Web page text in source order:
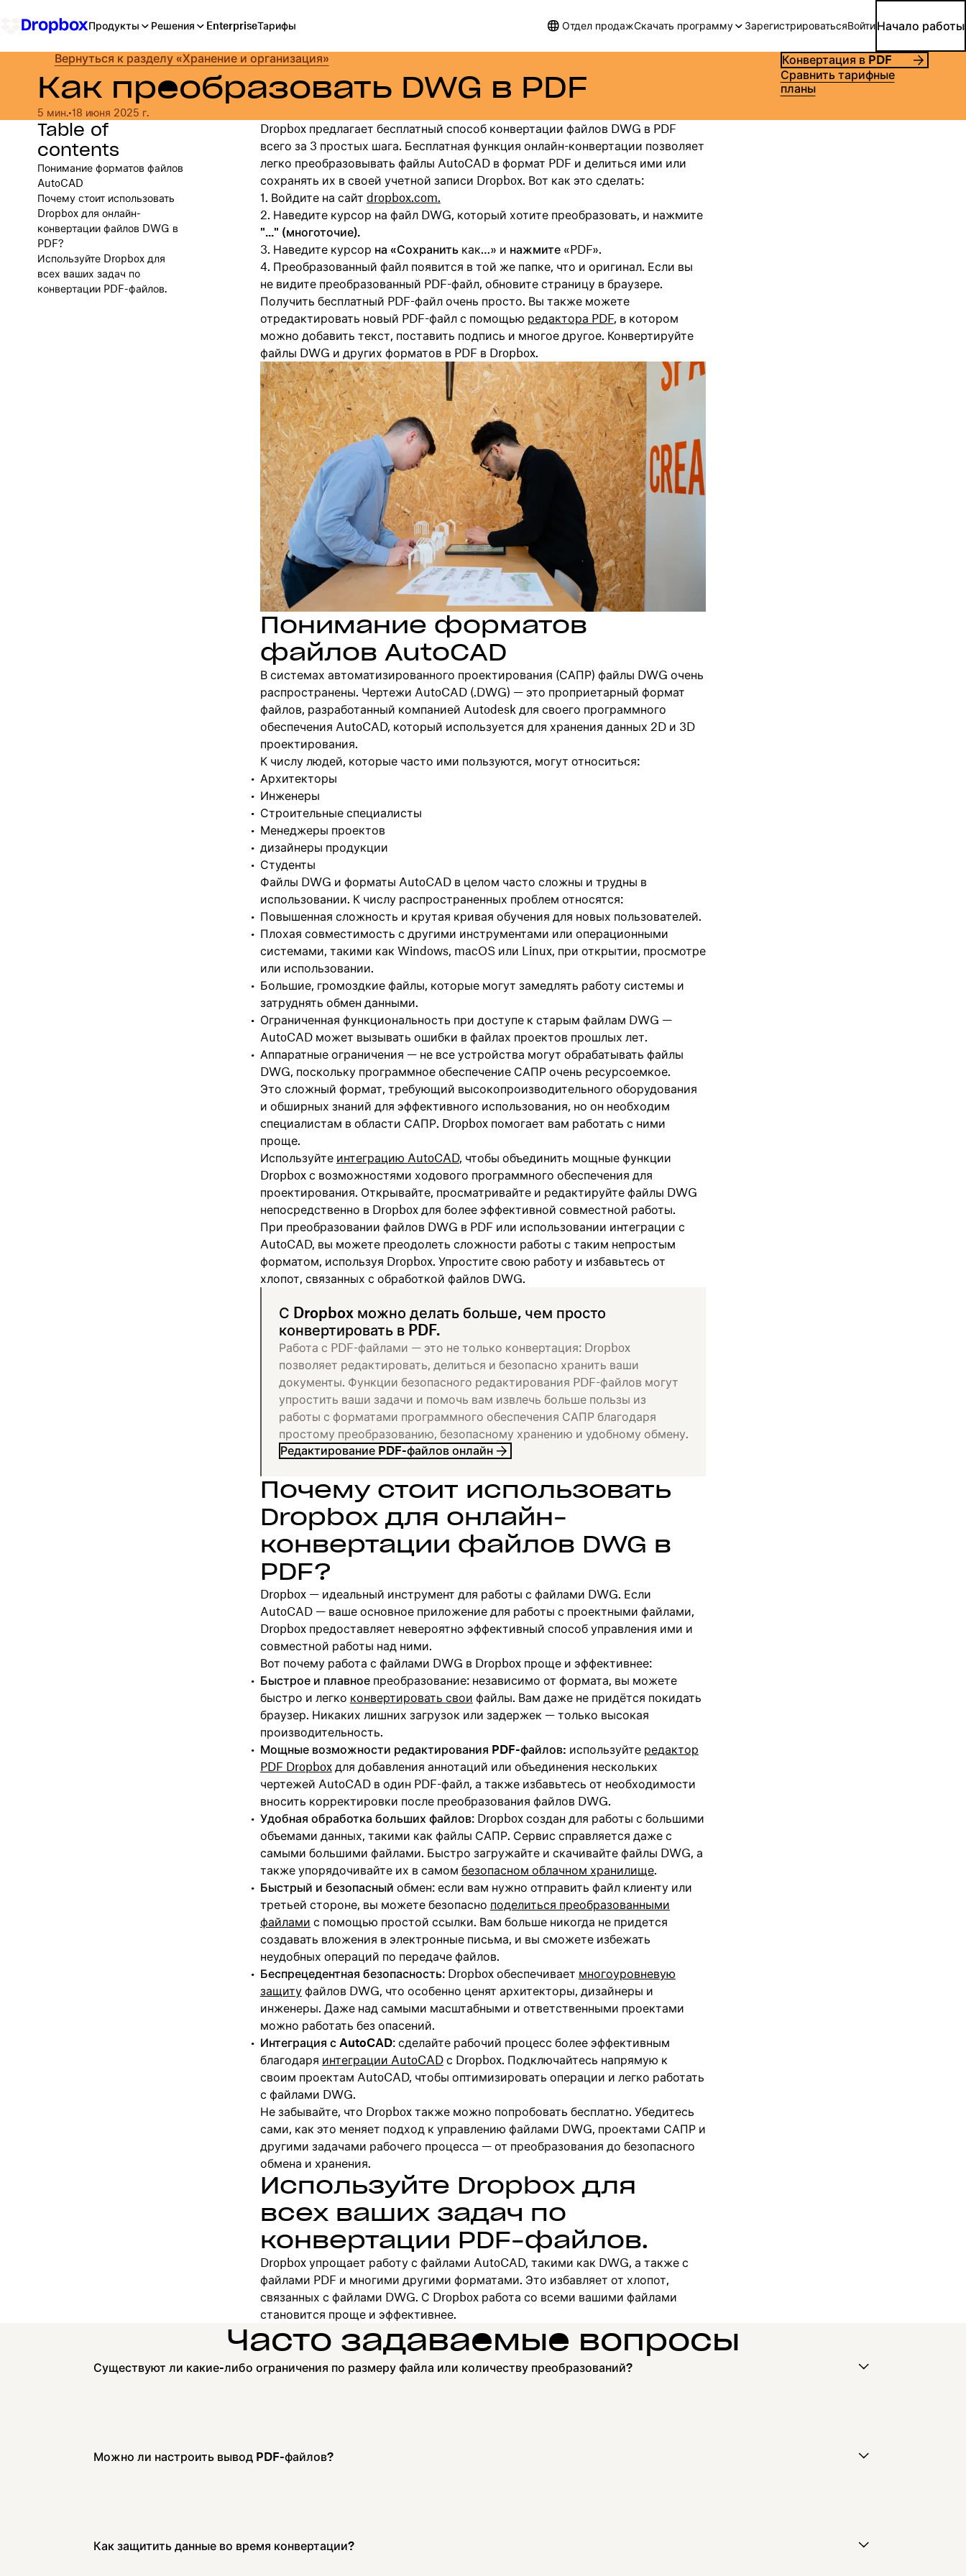
Продукты Решения EnterpriseТарифы Отдел продажСкачать программу ЗарегистрироватьсяВойтиНачало работы
Вернуться к разделу «Хранение и организация»
Как преобразовать DWG в PDF
5 мин.•18 июня 2025 г.
Конвертация в PDF
Сравнить тарифные
планы
Table of
contents
Понимание форматов файлов
AutoCAD
Почему стоит использовать
Dropbox для онлайн-
конвертации файлов DWG в
PDF?
Используйте Dropbox для
всех ваших задач по
конвертации PDF-файлов.
Dropbox предлагает бесплатный способ конвертации файлов DWG в PDF
всего за 3 простых шага. Бесплатная функция онлайн-конвертации позволяет
легко преобразовывать файлы AutoCAD в формат PDF и делиться ими или
сохранять их в своей учетной записи Dropbox. Вот как это сделать:
Войдите на сайт dropbox.com.
Наведите курсор на файл DWG, который хотите преобразовать, и нажмите
"..." (многоточие).
Наведите курсор на «Сохранитькак…» и нажмите«PDF».
Преобразованный файл появится в той же папке, что и оригинал. Если вы
не видите преобразованный PDF-файл, обновите страницу в браузере.
Получить бесплатный PDF-файл очень просто. Вы также можете
отредактировать новый PDF-файл с помощью редактора PDF, в котором
можно добавить текст, поставить подпись и многое другое. Конвертируйте
файлы DWG и других форматов в PDF в Dropbox.
Понимание форматов
файлов AutoCAD
В системах автоматизированного проектирования (САПР) файлы DWG очень
распространены. Чертежи AutoCAD (.DWG) — это проприетарный формат
файлов, разработанный компанией Autodesk для своего программного
обеспечения AutoCAD, который используется для хранения данных 2D и 3D
проектирования.
К числу людей, которые часто ими пользуются, могут относиться:
Архитекторы
Инженеры
Строительные специалисты
Менеджеры проектов
дизайнеры продукции
Студенты
Файлы DWG и форматы AutoCAD в целом часто сложны и трудны в
использовании. К числу распространенных проблем относятся:
Повышенная сложность и крутая кривая обучения для новых пользователей.
Плохая совместимость с другими инструментами или операционными
системами, такими как Windows, macOS или Linux, при открытии, просмотре
или использовании.
Большие, громоздкие файлы, которые могут замедлять работу системы и
затруднять обмен данными.
Ограниченная функциональность при доступе к старым файлам DWG —
AutoCAD может вызывать ошибки в файлах проектов прошлых лет.
Аппаратные ограничения — не все устройства могут обрабатывать файлы
DWG, поскольку программное обеспечение САПР очень ресурсоемкое.
Это сложный формат, требующий высокопроизводительного оборудования
и обширных знаний для эффективного использования, но он необходим
специалистам в области САПР. Dropbox помогает вам работать с ними
проще.
Используйте интеграцию AutoCAD, чтобы объединить мощные функции
Dropbox с возможностями ходового программного обеспечения для
проектирования. Открывайте, просматривайте и редактируйте файлы DWG
непосредственно в Dropbox для более эффективной совместной работы.
При преобразовании файлов DWG в PDF или использовании интеграции с
AutoCAD, вы можете преодолеть сложности работы с таким непростым
форматом, используя Dropbox. Упростите свою работу и избавьтесь от
хлопот, связанных с обработкой файлов DWG.
С Dropbox можно делать больше, чем просто
конвертировать в PDF.
Работа с PDF-файлами — это не только конвертация: Dropbox
позволяет редактировать, делиться и безопасно хранить ваши
документы. Функции безопасного редактирования PDF-файлов могут
упростить ваши задачи и помочь вам извлечь больше пользы из
работы с форматами программного обеспечения САПР благодаря
простому преобразованию, безопасному хранению и удобному обмену.
Редактирование PDF-файлов онлайн
Почему стоит использовать
Dropbox для онлайн-
конвертации файлов DWG в
PDF?
Dropbox — идеальный инструмент для работы с файлами DWG. Если
AutoCAD — ваше основное приложение для работы с проектными файлами,
Dropbox предоставляет невероятно эффективный способ управления ими и
совместной работы над ними.
Вот почему работа с файлами DWG в Dropbox проще и эффективнее:
Быстрое и плавноепреобразование: независимо от формата, вы можете
быстро и легко конвертировать свои файлы. Вам даже не придётся покидать
браузер. Никаких лишних загрузок или задержек — только высокая
производительность.
Мощные возможности редактирования PDF-файлов: используйте редактор
PDF Dropboxдля добавления аннотаций или объединения нескольких
чертежей AutoCAD в один PDF-файл, а также избавьтесь от необходимости
вносить корректировки после преобразования файлов DWG.
Удобная обработка больших файлов: Dropbox создан для работы с большими
объемами данных, такими как файлы САПР. Сервис справляется даже с
самыми большими файлами. Быстро загружайте и скачивайте файлы DWG, а
также упорядочивайте их в самом безопасном облачном хранилище.
Быстрый и безопасный обмен: если вам нужно отправить файл клиенту или
третьей стороне, вы можете безопасно поделиться преобразованными
файлами с помощью простой ссылки. Вам больше никогда не придется
создавать вложения в электронные письма, и вы сможете избежать
неудобных операций по передаче файлов.
Беспрецедентная безопасность: Dropbox обеспечивает многоуровневую
защитуфайлов DWG, что особенно ценят архитекторы, дизайнеры и
инженеры. Даже над самыми масштабными и ответственными проектами
можно работать без опасений.
Интеграция с AutoCAD: сделайте рабочий процесс более эффективным
благодаря интеграции AutoCADс Dropbox. Подключайтесь напрямую к
своим проектам AutoCAD, чтобы оптимизировать операции и легко работать
с файлами DWG.
Не забывайте, что Dropbox также можно попробовать бесплатно. Убедитесь
сами, как это меняет подход к управлению файлами DWG, проектами САПР и
другими задачами рабочего процесса — от преобразования до безопасного
обмена и хранения.
Используйте Dropbox для
всех ваших задач по
конвертации PDF-файлов.
Dropbox упрощает работу с файлами AutoCAD, такими как DWG, а также с
файлами PDF и многими другими форматами. Это избавляет от хлопот,
связанных с файлами DWG. С Dropbox работа со всеми вашими файлами
становится проще и эффективнее.
Часто задаваемые вопросы
Существуют ли какие-либо ограничения по размеру файла или количеству преобразований?
Можно ли настроить вывод PDF-файлов?
Как защитить данные во время конвертации?